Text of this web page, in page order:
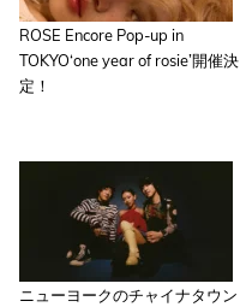
ROSE Encore Pop-up in
TOKYO‘one year of rosie’開催決
定！
ニューヨークのチャイナタウン